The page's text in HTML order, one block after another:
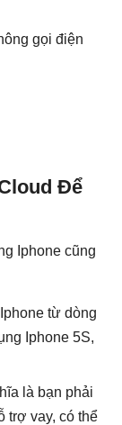
gọi điện
Để
Iphone cũng
từ dòng
Iphone 5S,
là bạn phải
trợ vay, có thể